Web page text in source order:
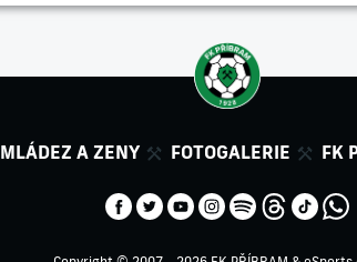
MLÁDEZ A ZENY FOTOGALERIE FK